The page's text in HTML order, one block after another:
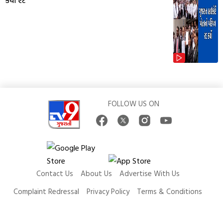
FOLLOW US ON
Contact Us About Us
Advertise With Us
Complaint Redressal
Privacy Policy Terms & Conditions